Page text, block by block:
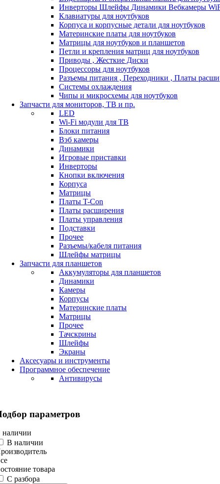
Инверторы Шлейфы Динамики Вебкамеры
Клавиатуры для ноутбуков
Корпуса и корпусные детали для ноутбуков
Материнские платы для ноутбуков
Матрицы для ноутбуков и планшетов
Петли и крепления матриц для ноутбуков
Приводы , Жесткие Диски
Процессоры для ноутбуков
Разъемы питания , Переходники , Платы
Системы охлаждения
Чипы и микросхемы для ноутбуков
Запчасти для мониторов, ТВ и пр.
LED
Wi-Fi модули для ТВ
Блоки питания
Вэб камеры
Динамики
Игровые приставки
Инверторы
Кнопки включения
Корпуса
Матрицы
Платы T-Con
Платы расширения
Платы управления
Подставки
Прочее
Разъемы/кабеля питания
Шлейфы матрицы
Запчасти для планшетов
Аккумуляторы для планшетов
Динамики
Камеры
Корпусы
Материнские платы
Матрицы
Прочее
Тачскрины
Шлейфы
Экраны
Аксесуары и инструменты
Программное обеспечение
Антивирусы
параметров
наличии
В наличии
товара
С разбора